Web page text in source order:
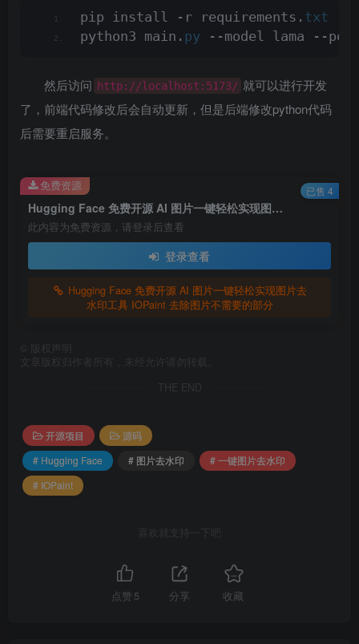
pip install -r requirements. txt
python3 main. py --model lama --
然后访问 http://localhost:5173/ 就可以进行开发
了，前端代码修改后会自动更新，但是后端修改python代码
后需要重启服务。
Hugging Face 免费开源 AI 图片一键轻松实现图片去水印工具 IOPaint 去除图片不需要的部分
此内容为免费资源，请登录后查看
登录查看
Hugging Face 免费开源 AI 图片一键轻松实现图片去
水印工具 IOPaint 去除图片不需要的部分
免费资源 已售 4
版权声明
文章版权归作者所有，未经允许请勿转载。
THE END
开源项目
源码
# Hugging Face
# 图片去水印
# 一键图片去水印
# IOPaint
喜欢就支持一下吧
点赞 5 分享 收藏